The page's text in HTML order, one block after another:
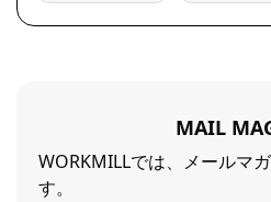
MAIL
WORKMILLでは、メールマ
す。